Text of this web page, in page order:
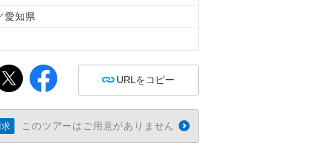
愛知県
URLをコピー
このツアーはご用意がありません